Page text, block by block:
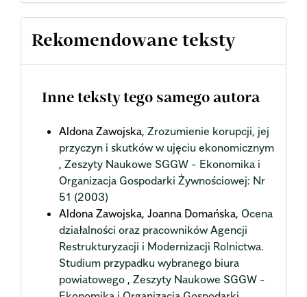
Rekomendowane teksty
Inne teksty tego samego autora
Aldona Zawojska, Zrozumienie korupcji, jej
przyczyn i skutków w ujęciu ekonomicznym
, Zeszyty Naukowe SGGW - Ekonomika i
Organizacja Gospodarki Żywnościowej: Nr
51 (2003)
Aldona Zawojska, Joanna Domańska, Ocena
działalności oraz pracowników Agencji
Restrukturyzacji i Modernizacji Rolnictwa.
Studium przypadku wybranego biura
powiatowego , Zeszyty Naukowe SGGW -